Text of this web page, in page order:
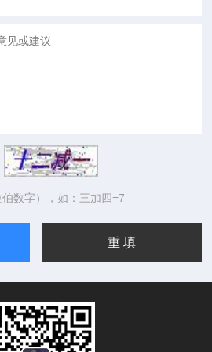
数字），如：三加四=7